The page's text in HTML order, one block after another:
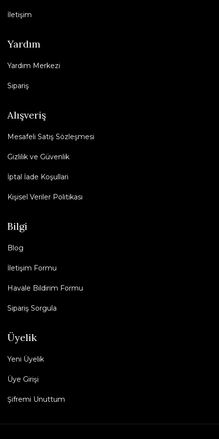
İletişim
Yardım
Yardım Merkezi
Sipariş
Alışveriş
Mesafeli Satış Sözleşmesi
Gizlilik ve Güvenlik
İptal İade Koşullari
Kişisel Veriler Politikası
Bilgi
Blog
İletişim Formu
Havale Bildirim Formu
Sipariş Sorgula
Üyelik
Yeni Üyelik
Üye Girişi
Şifremi Unuttum